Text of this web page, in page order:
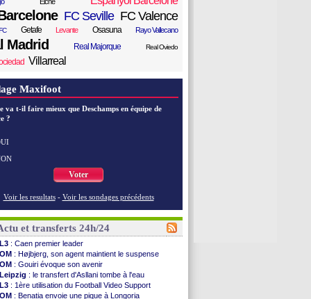
FC Seville FC Valence
Getafe Levante Osasuna Rayo Vallecano
Madrid Real Majorque Real Oviedo
Villarreal
Maxifoot
va t-il faire mieux que Deschamps en équipe de
?
Voter
Voir les resultats - Voir les sondages précédents
et transferts 24h/24
L3 : Caen premier leader
OM : Højbjerg, son agent maintient le suspense
OM : Gouiri évoque son avenir
Leipzig : le transfert d'Asllani tombe à l'eau
L3 : 1ère utilisation du Football Video Support
OM : Benatia envoie une pique à Longoria